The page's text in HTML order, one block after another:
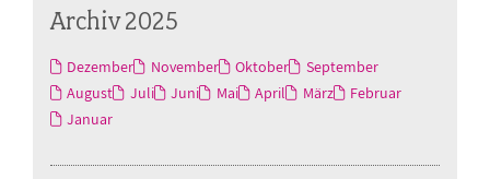
Archiv 2025
Dezember November Oktober
September
August
Juli Juni Mai April März
Februar
Januar